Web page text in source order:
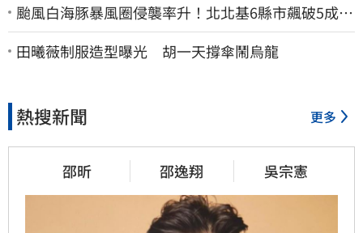
颱風白海豚暴風圈侵襲率升！北北基6縣市飆破5成
1縣市「最高達67%」
田曦薇制服造型曝光 胡一天撐傘鬧烏龍
熱搜新聞 更多
邵昕 邵逸翔 吳宗憲